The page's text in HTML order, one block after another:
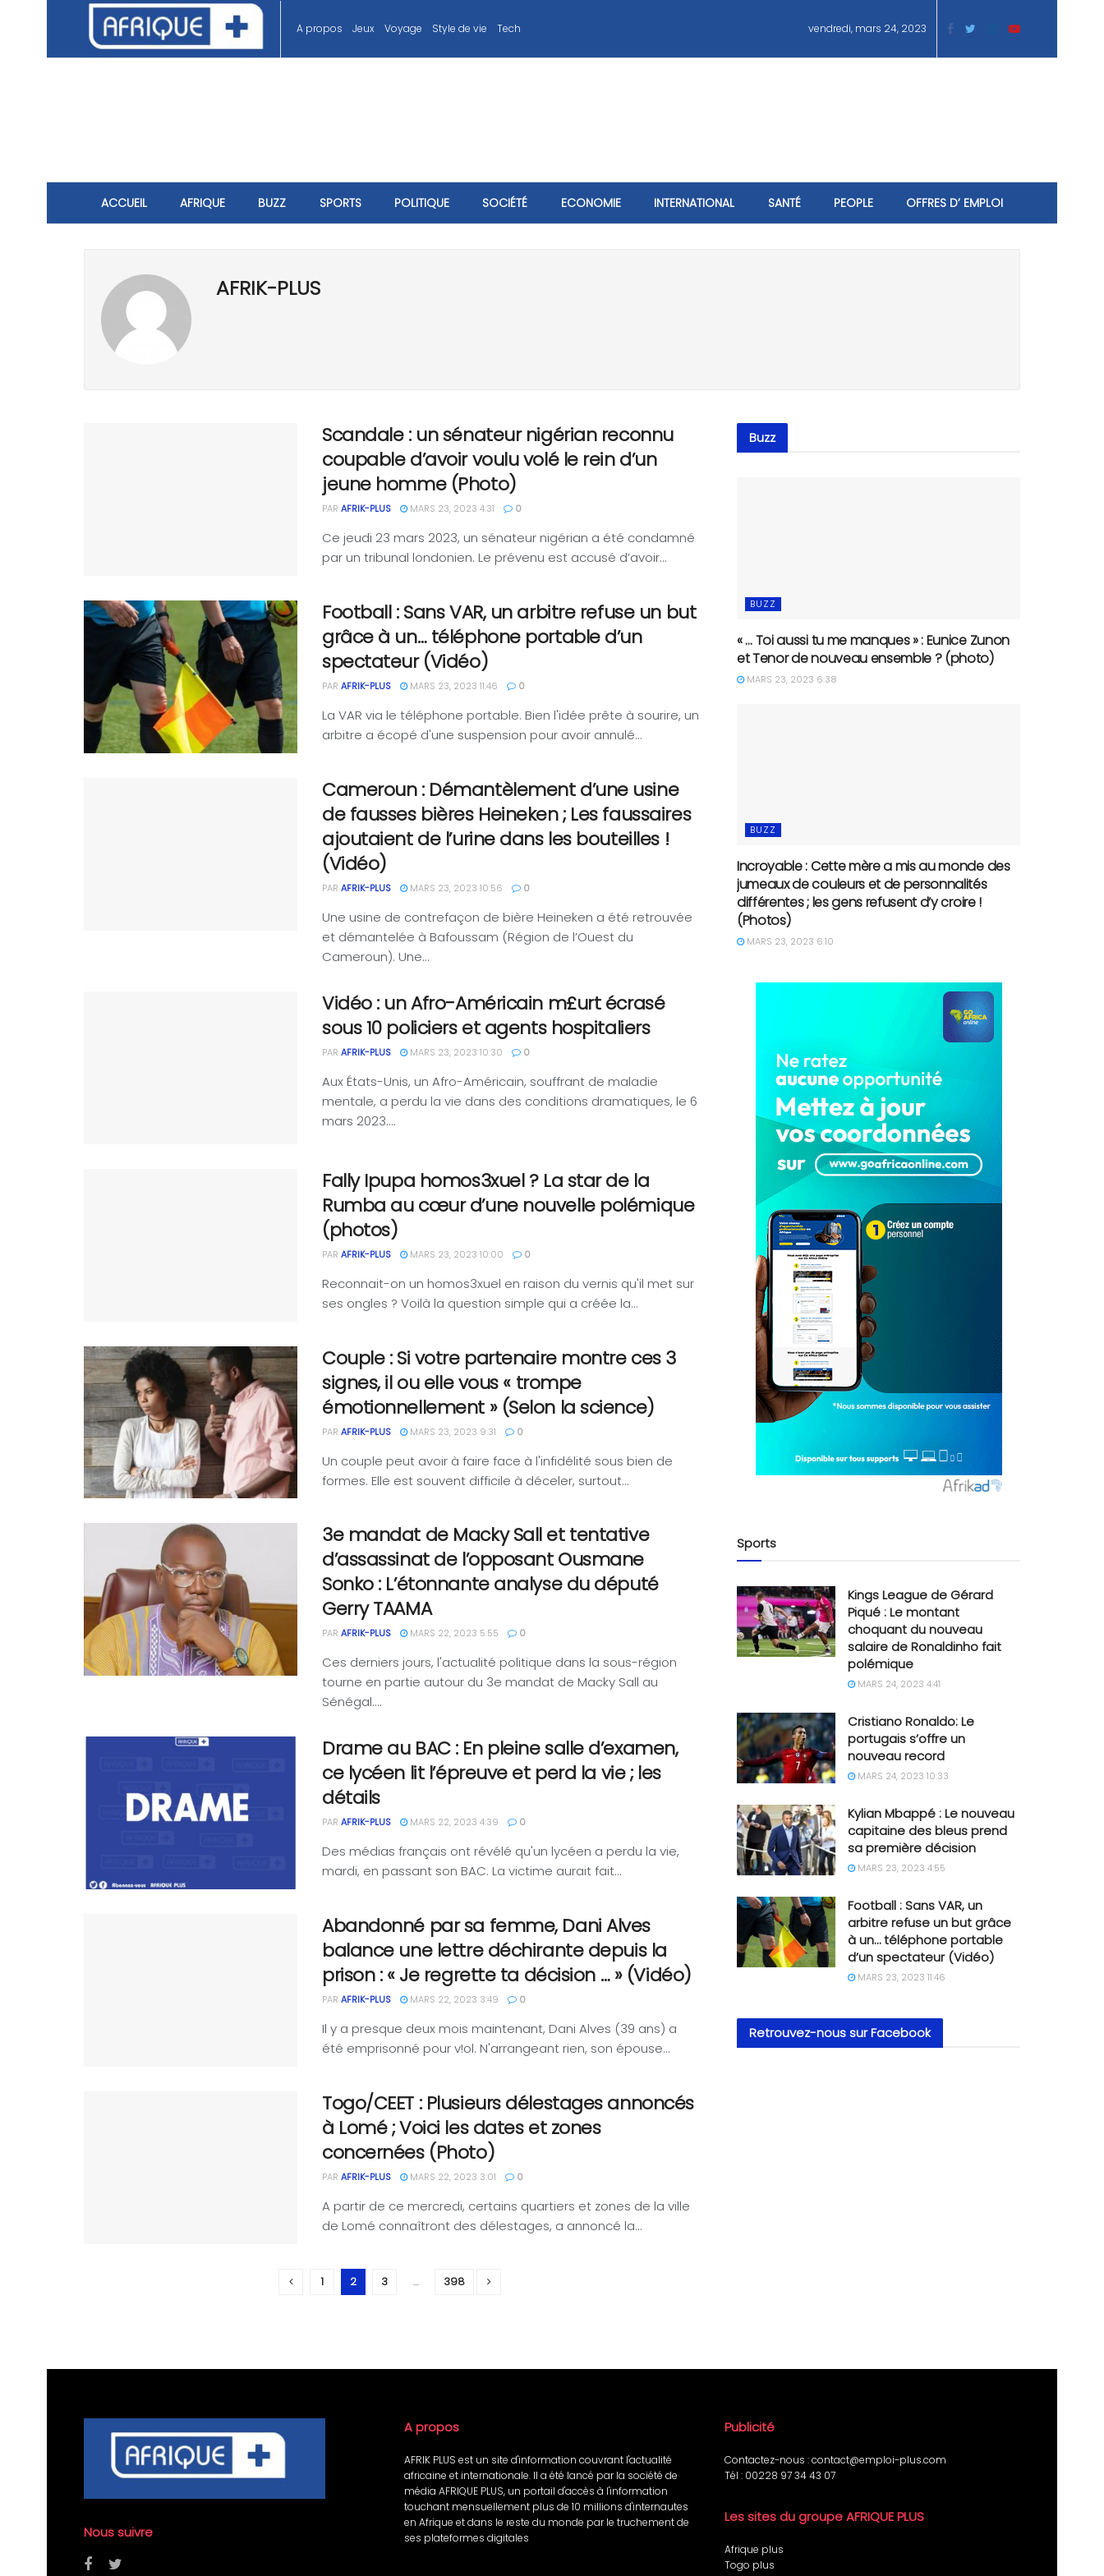
A propos Jeux Voyage Style de vie Tech vendredi, mars 24, 2023
ACCUEIL AFRIQUE BUZZ SPORTS POLITIQUE SOCIÉTÉ ECONOMIE INTERNATIONAL SANTÉ PEOPLE OFFRES D’ EMPLOI
AFRIK-PLUS
Scandale : un sénateur nigérian reconnu
coupable d’avoir voulu volé le rein d’un
jeune homme (Photo)
PAR AFRIK-PLUS MARS 23, 2023 4:31 0
Ce jeudi 23 mars 2023, un sénateur nigérian a été condamné
par un tribunal londonien. Le prévenu est accusé d’avoir...
Football : Sans VAR, un arbitre refuse un but
grâce à un… téléphone portable d’un
spectateur (Vidéo)
PAR AFRIK-PLUS MARS 23, 2023 11:46 0
La VAR via le téléphone portable. Bien l'idée prête à sourire, un
arbitre a écopé d'une suspension pour avoir annulé...
Cameroun : Démantèlement d’une usine
de fausses bières Heineken ; Les faussaires
ajoutaient de l’urine dans les bouteilles !
(Vidéo)
PAR AFRIK-PLUS MARS 23, 2023 10:56 0
Une usine de contrefaçon de bière Heineken a été retrouvée
et démantelée à Bafoussam (Région de l’Ouest du
Cameroun). Une...
Vidéo : un Afro-Américain m£urt écrasé
sous 10 policiers et agents hospitaliers
PAR AFRIK-PLUS MARS 23, 2023 10:30 0
Aux États-Unis, un Afro-Américain, souffrant de maladie
mentale, a perdu la vie dans des conditions dramatiques, le 6
mars 2023....
Fally Ipupa homos3xuel ? La star de la
Rumba au cœur d’une nouvelle polémique
(photos)
PAR AFRIK-PLUS MARS 23, 2023 10:00 0
Reconnait-on un homos3xuel en raison du vernis qu'il met sur
ses ongles ? Voilà la question simple qui a créée la...
Couple : Si votre partenaire montre ces 3
signes, il ou elle vous « trompe
émotionnellement » (Selon la science)
PAR AFRIK-PLUS MARS 23, 2023 9:31 0
Un couple peut avoir à faire face à l'infidélité sous bien de
formes. Elle est souvent difficile à déceler, surtout...
3e mandat de Macky Sall et tentative
d’assassinat de l’opposant Ousmane
Sonko : L’étonnante analyse du député
Gerry TAAMA
PAR AFRIK-PLUS MARS 22, 2023 5:55 0
Ces derniers jours, l'actualité politique dans la sous-région
tourne en partie autour du 3e mandat de Macky Sall au
Sénégal....
Drame au BAC : En pleine salle d’examen,
ce lycéen lit l’épreuve et perd la vie ; les
détails
PAR AFRIK-PLUS MARS 22, 2023 4:39 0
Des médias français ont révélé qu'un lycéen a perdu la vie,
mardi, en passant son BAC. La victime aurait fait...
Abandonné par sa femme, Dani Alves
balance une lettre déchirante depuis la
prison : « Je regrette ta décision … » (Vidéo)
PAR AFRIK-PLUS MARS 22, 2023 3:49 0
Il y a presque deux mois maintenant, Dani Alves (39 ans) a
été emprisonné pour v!ol. N'arrangeant rien, son épouse...
Togo/CEET : Plusieurs délestages annoncés
à Lomé ; Voici les dates et zones
concernées (Photo)
PAR AFRIK-PLUS MARS 22, 2023 3:01 0
A partir de ce mercredi, certains quartiers et zones de la ville
de Lomé connaîtront des délestages, a annoncé la...
1 2 3 … 398
Buzz
BUZZ
« … Toi aussi tu me manques » : Eunice Zunon
et Tenor de nouveau ensemble ? (photo)
MARS 23, 2023 6:38
BUZZ
Incroyable : Cette mère a mis au monde des
jumeaux de couleurs et de personnalités
différentes ; les gens refusent d’y croire !
(Photos)
MARS 23, 2023 6:10
Sports
Kings League de Gérard
Piqué : Le montant
choquant du nouveau
salaire de Ronaldinho fait
polémique
MARS 24, 2023 4:41
Cristiano Ronaldo: Le
portugais s’offre un
nouveau record
MARS 24, 2023 10:33
Kylian Mbappé : Le nouveau
capitaine des bleus prend
sa première décision
MARS 23, 2023 4:55
Football : Sans VAR, un
arbitre refuse un but grâce
à un… téléphone portable
d’un spectateur (Vidéo)
MARS 23, 2023 11:46
Retrouvez-nous sur Facebook
Nous suivre
A propos
AFRIK PLUS est un site d'information couvrant l'actualité
africaine et internationale. Il a été lancé par la société de
média AFRIQUE PLUS, un portail d'accès à l'information
touchant mensuellement plus de 10 millions d'internautes
en Afrique et dans le reste du monde par le truchement de
ses plateformes digitales
Publicité
Contactez-nous :contact@emploi-plus.com
Tél : 00228 97 34 43 07
Les sites du groupe AFRIQUE PLUS
Afrique plus
Togo plus